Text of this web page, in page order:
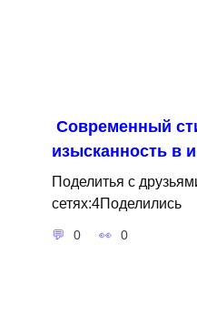
Современный
изысканность в
Поделитья с
сетях:4Поделились
0 0